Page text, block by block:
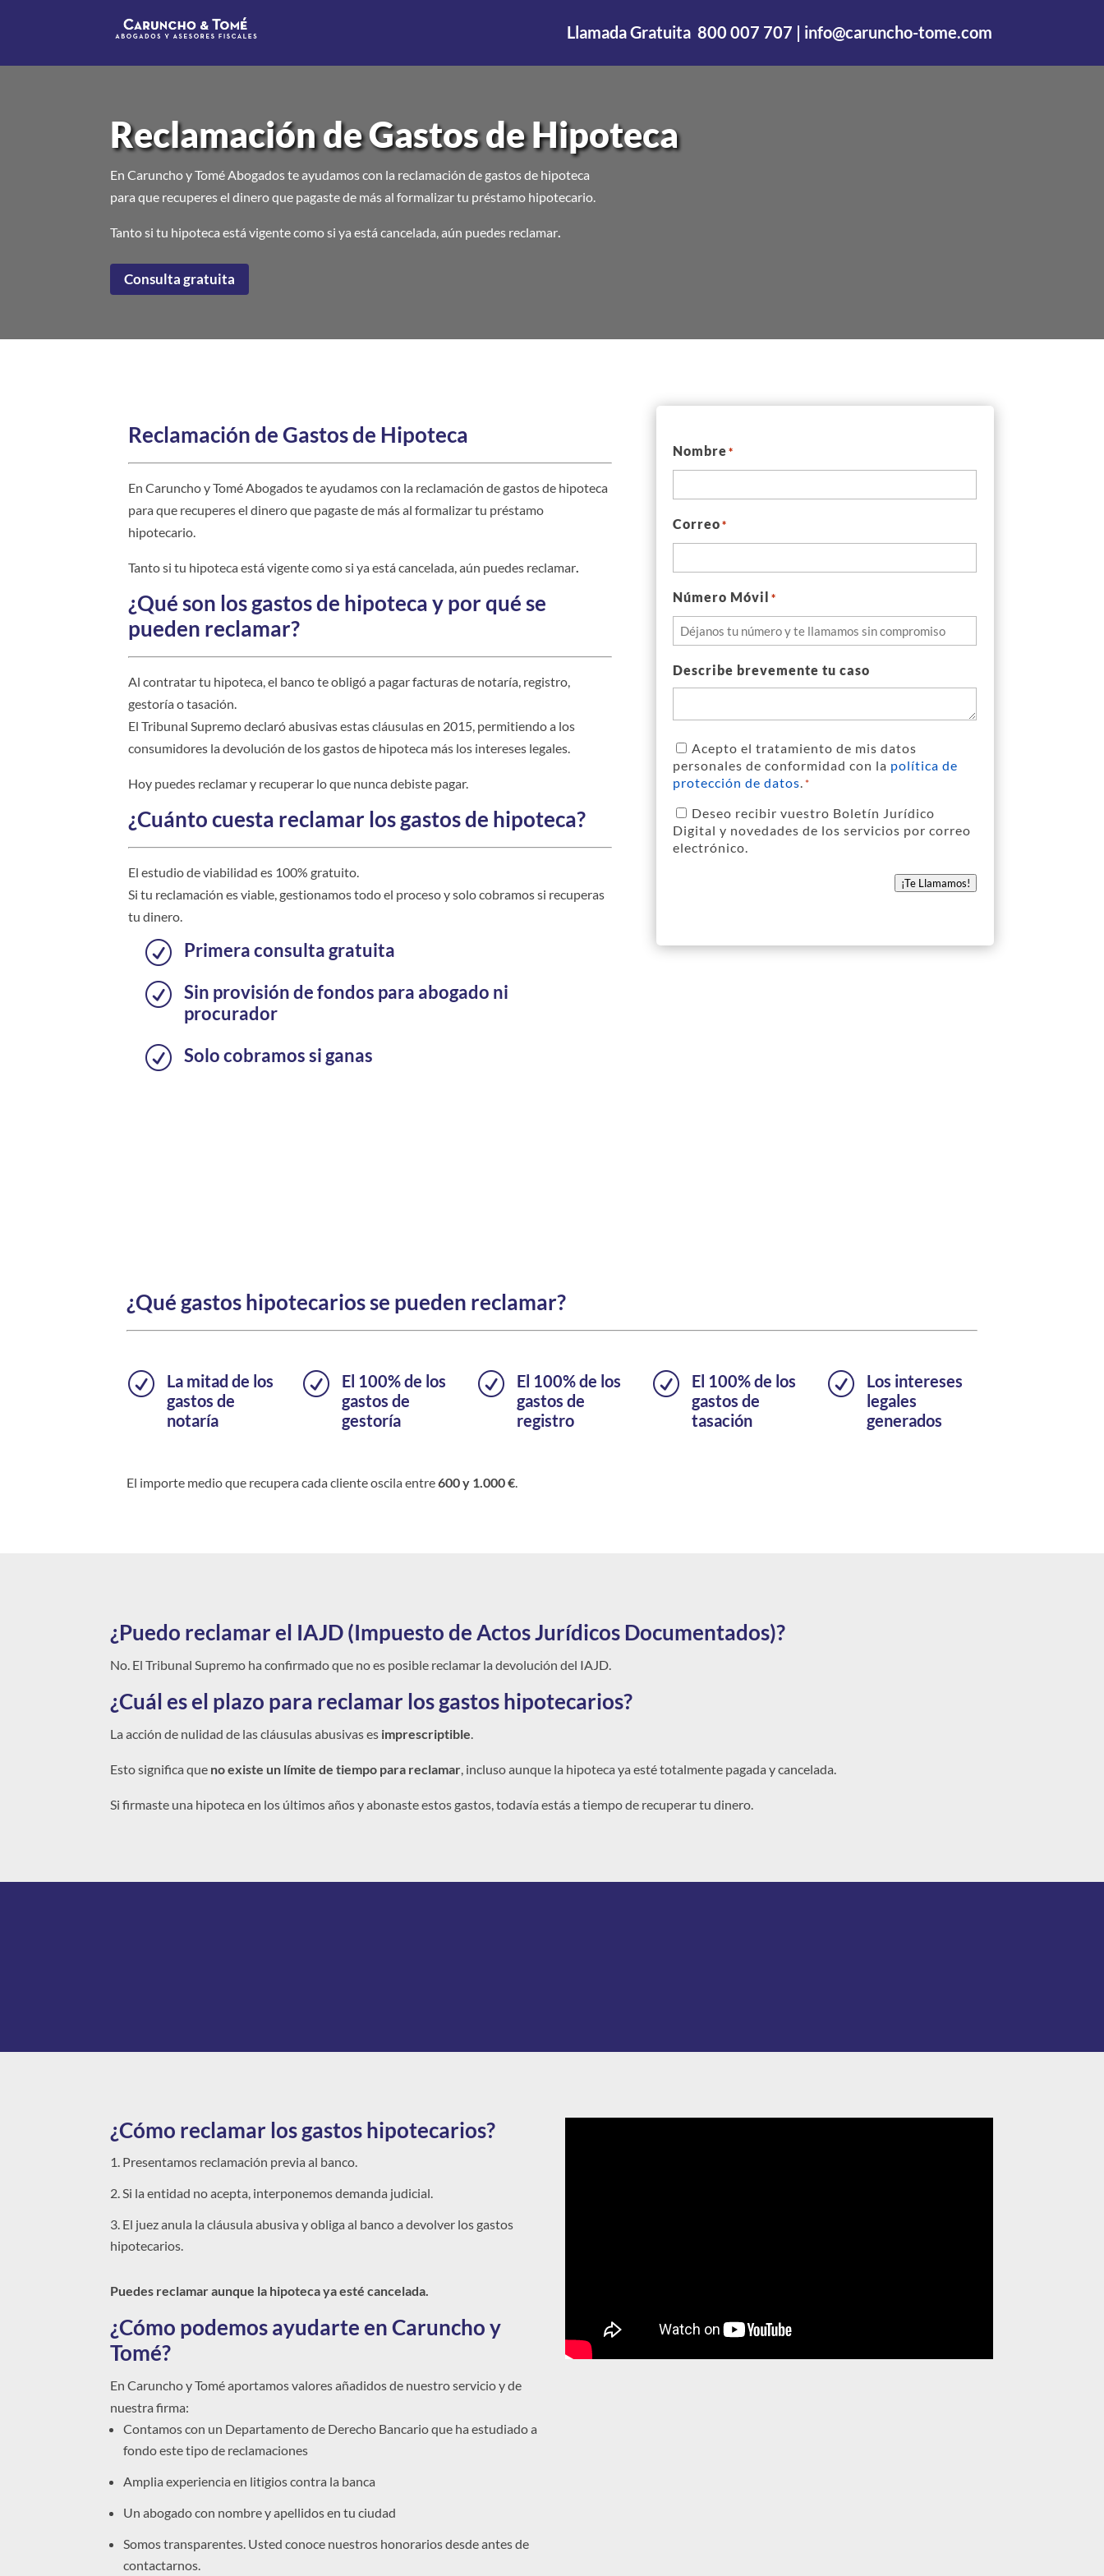
Llamada Gratuita 800 007 707 | info@caruncho-tome.com
Reclamación de Gastos de Hipoteca
En Caruncho y Tomé Abogados te ayudamos con la reclamación de gastos de hipoteca
para que recuperes el dinero que pagaste de más al formalizar tu préstamo hipotecario.
Tanto si tu hipoteca está vigente como si ya está cancelada, aún puedes reclamar.
Consulta gratuita
Reclamación de Gastos de Hipoteca
En Caruncho y Tomé Abogados te ayudamos con la reclamación de gastos de hipoteca
para que recuperes el dinero que pagaste de más al formalizar tu préstamo
hipotecario.
Tanto si tu hipoteca está vigente como si ya está cancelada, aún puedes reclamar.
¿Qué son los gastos de hipoteca y por qué se
pueden reclamar?
Al contratar tu hipoteca, el banco te obligó a pagar facturas de notaría, registro,
gestoría o tasación.
El Tribunal Supremo declaró abusivas estas cláusulas en 2015, permitiendo a los
consumidores la devolución de los gastos de hipoteca más los intereses legales.
Hoy puedes reclamar y recuperar lo que nunca debiste pagar.
¿Cuánto cuesta reclamar los gastos de hipoteca?
El estudio de viabilidad es 100% gratuito.
Si tu reclamación es viable, gestionamos todo el proceso y solo cobramos si recuperas
tu dinero.
R Primera consulta gratuita
R Sin provisión de fondos para abogado ni
procurador
R Solo cobramos si ganas
Nombre *
Correo *
Número Móvil *
Describe brevemente tu caso
Política
de
Privacidad
Acepto el tratamiento de mis datos
personales de conformidad con la política de
protección de datos *
Newsletter
Deseo recibir vuestro Boletín Jurídico
Digital y novedades de los servicios por correo
electrónico.
¡Te Llamamos!
¿Qué gastos hipotecarios se pueden reclamar?
R
La mitad de los
gastos de
notaría
R
El 100% de los
gastos de
gestoría
R
El 100% de los
gastos de
registro
R
El 100% de los
gastos de
tasación
R
Los intereses
legales
generados
El importe medio que recupera cada cliente oscila entre600 y 1.000 €
¿Puedo reclamar el IAJD (Impuesto de Actos Jurídicos Documentados)?
No. El Tribunal Supremo ha confirmado que no es posible reclamar la devolución del IAJD.
¿Cuál es el plazo para reclamar los gastos hipotecarios?
La acción de nulidad de las cláusulas abusivas es imprescriptible.
Esto significa que no existe un límite de tiempo para reclamar, incluso aunque la hipoteca ya esté totalmente pagada y cancelada.
Si firmaste una hipoteca en los últimos años y abonaste estos gastos, todavía estás a tiempo de recuperar tu dinero.
¿Cómo reclamar los gastos hipotecarios?
Presentamos reclamación previa al banco.
Si la entidad no acepta, interponemos demanda judicial.
El juez anula la cláusula abusiva y obliga al banco a devolver los gastos
hipotecarios.
Puedes reclamar aunque la hipoteca ya esté cancelada.
¿Cómo podemos ayudarte en Caruncho y
Tomé?
En Caruncho y Tomé aportamos valores añadidos de nuestro servicio y de
nuestra firma:
Contamos con un Departamento de Derecho Bancario que ha estudiado a
fondo este tipo de reclamaciones
Amplia experiencia en litigios contra la banca
Un abogado con nombre y apellidos en tu ciudad
Somos transparentes. Usted conoce nuestros honorarios desde antes de
contactarnos.